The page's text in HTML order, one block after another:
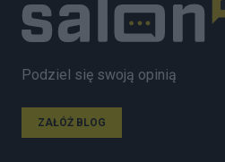
Podziel się swoją opinią
ZAŁÓŻ BLOG